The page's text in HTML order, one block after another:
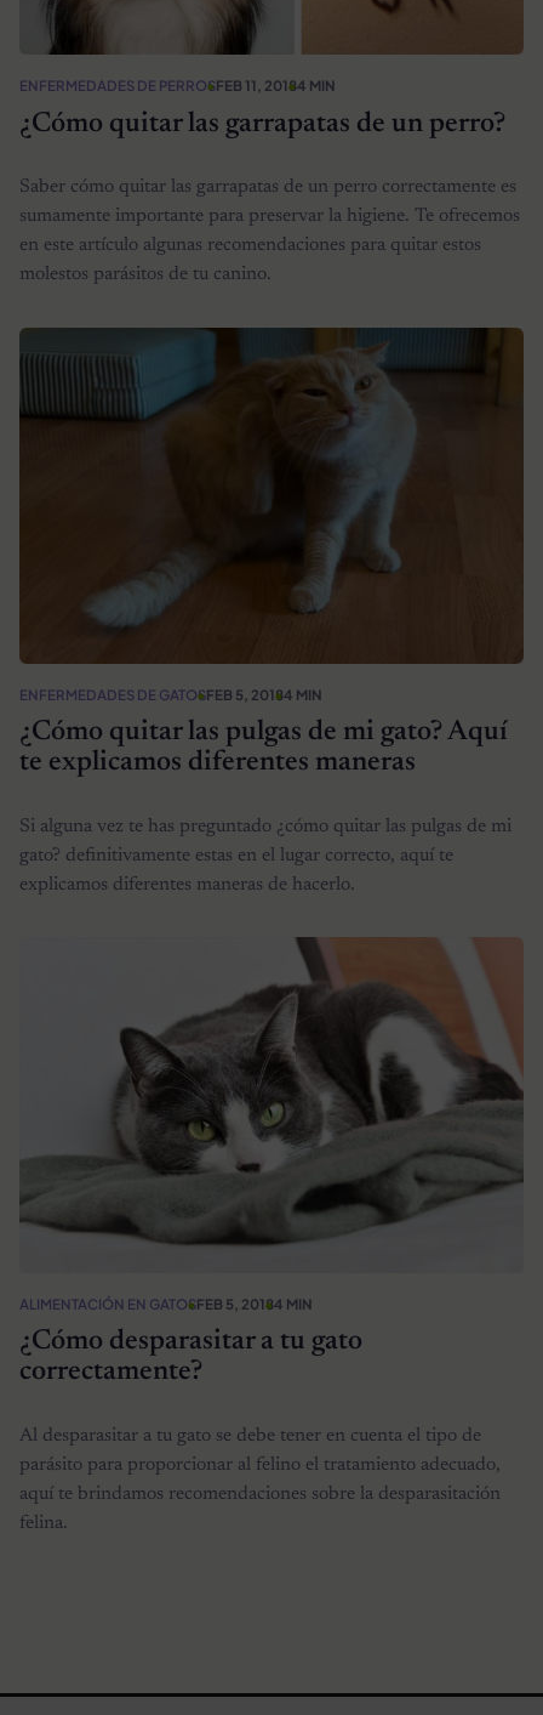
ENFERMEDADES DE PERROSFEB 11, 20184 MIN
¿Cómo quitar las garrapatas de un perro?
Saber cómo quitar las garrapatas de un perro correctamente es
sumamente importante para preservar la higiene. Te ofrecemos
en este artículo algunas recomendaciones para quitar estos
molestos parásitos de tu canino.
ENFERMEDADES DE GATOSFEB 5, 20184 MIN
¿Cómo quitar las pulgas de mi gato? Aquí
te explicamos diferentes maneras
Si alguna vez te has preguntado ¿cómo quitar las pulgas de mi
gato? definitivamente estas en el lugar correcto, aquí te
explicamos diferentes maneras de hacerlo.
ALIMENTACIÓN EN GATOSFEB 5, 20184 MIN
¿Cómo desparasitar a tu gato
correctamente?
Al desparasitar a tu gato se debe tener en cuenta el tipo de
parásito para proporcionar al felino el tratamiento adecuado,
aquí te brindamos recomendaciones sobre la desparasitación
felina.